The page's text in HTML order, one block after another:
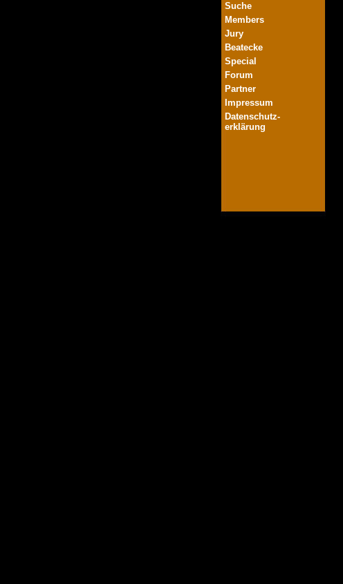
Suche
Members
Jury
Beatecke
Special
Forum
Partner
Impressum
Datenschutz-
erklärung